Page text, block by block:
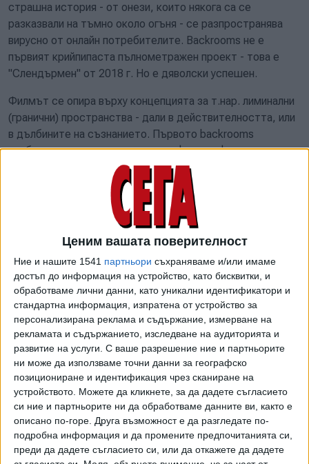
Ценим вашата поверителност
Ние и нашите 1541 партньори съхраняваме и/или имаме
достъп до информация на устройство, като бисквитки, и
обработваме лични данни, като уникални идентификатори и
стандартна информация, изпратена от устройство за
персонализирана реклама и съдържание, измерване на
рекламата и съдържанието, изследване на аудиторията и
развитие на услуги. С ваше разрешение ние и партньорите
ни може да използваме точни данни за географско
позициониране и идентификация чрез сканиране на
устройството. Можете да кликнете, за да дадете съгласието
си ние и партньорите ни да обработваме данните ви, както е
описано по-горе. Друга възможност е да разгледате по-
подробна информация и да промените предпочитанията си,
преди да дадете съгласието си, или да откажете да дадете
страшна история - от онези, които някога са се
разказвали на тъмно около огъня - се разпространява
вирусно от онлайн потребителите. Backrooms не е
първият крийпипаста пълнометражен проект - това е
"Слендърмен" от 2018 г. Но е дяволски успешен.
Филмът се опира върху концепцията за т.нар. лиминални
(гранични) пространства - дали в действителността, или
в дълбините на съзнанието. Първото backrooms
изображение е една-единствена фотография, заснета
при реновацията на бивш мебелен магазин в Уисконсин.
Постепенно идеята е подета и разширена от
потребители в интернет, докато през 2022 г. не попада в
ръцете на 16-годишния тогава Кейн Парсънс. Той я
развива в поредица от заплетени, взаимосвързани
кратки филмчета в YouTube. Те се превръщат в
сензация. В тях камерата винаги е от ръка и се движи
заедно с героя, независимо дали той стъпва
предпазливо или бяга от опасност, която дебне зад
ъгъла. Уплахът идва от мисълта, че човек внезапно е
попаднал в безкрайно, празно и странно пространство -
клаустрофобичен лабиринт от жълтеникави стаи,
коридори и офиси, които изглеждат познати, но сякаш не
би трябвало да съществуват. Неясното, едрозърнесто
изображение напомня за проекти от VHS епохата като
"Проклятието Блеър", но носи и естетиката на интернет
меметата. Основателно се посочва, че навярно първото
лиминално пространство в киното са пустите хотелски